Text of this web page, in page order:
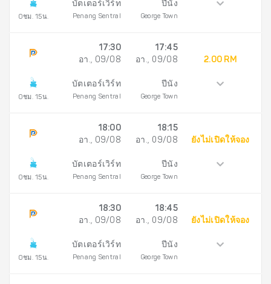
0ชม. 15น.
บัตเตอร์เวิร์ท
Penang Sentral
ปีนัง
George Town
0ชม. 15น.
17:30
อา., 09/08
บัตเตอร์เวิร์ท
Penang Sentral
17:45
อา., 09/08
ปีนัง
George Town
2.00 RM
0ชม. 15น.
18:00
อา., 09/08
บัตเตอร์เวิร์ท
Penang Sentral
18:15
อา., 09/08
ปีนัง
George Town
ยังไม่เปิดให้จอง
0ชม. 15น.
18:30
อา., 09/08
บัตเตอร์เวิร์ท
Penang Sentral
18:45
อา., 09/08
ปีนัง
George Town
ยังไม่เปิดให้จอง